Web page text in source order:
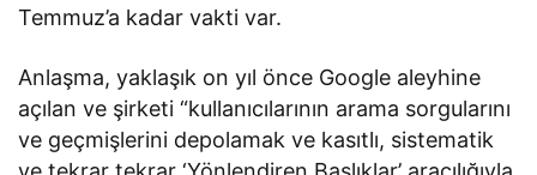
Temmuz’a kadar vakti var.
Anlaşma, yaklaşık on yıl önce Google aleyhine
açılan ve şirketi “kullanıcılarının arama sorgularını
ve geçmişlerini depolamak ve kasıtlı, sistematik